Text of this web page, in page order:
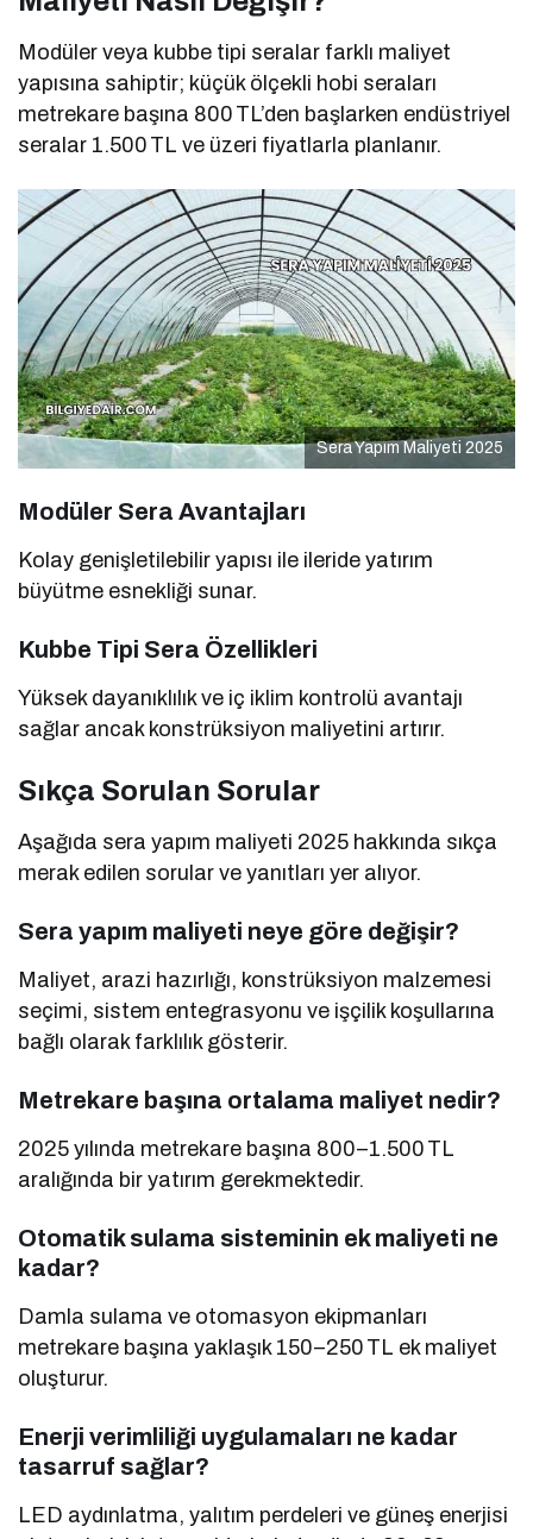
Modüler veya kubbe tipi seralar farklı maliyet
yapısına sahiptir; küçük ölçekli hobi seraları
metrekare başına 800 TL’den başlarken endüstriyel
seralar 1.500 TL ve üzeri fiyatlarla planlanır.
Sera Yapım Maliyeti 2025
Modüler Sera Avantajları
Kolay genişletilebilir yapısı ile ileride yatırım
büyütme esnekliği sunar.
Kubbe Tipi Sera Özellikleri
Yüksek dayanıklılık ve iç iklim kontrolü avantajı
sağlar ancak konstrüksiyon maliyetini artırır.
Sıkça Sorulan Sorular
Aşağıda sera yapım maliyeti 2025 hakkında sıkça
merak edilen sorular ve yanıtları yer alıyor.
Sera yapım maliyeti neye göre değişir?
Maliyet, arazi hazırlığı, konstrüksiyon malzemesi
seçimi, sistem entegrasyonu ve işçilik koşullarına
bağlı olarak farklılık gösterir.
Metrekare başına ortalama maliyet nedir?
2025 yılında metrekare başına 800–1.500 TL
aralığında bir yatırım gerekmektedir.
Otomatik sulama sisteminin ek maliyeti ne
kadar?
Damla sulama ve otomasyon ekipmanları
metrekare başına yaklaşık 150–250 TL ek maliyet
oluşturur.
Enerji verimliliği uygulamaları ne kadar
tasarruf sağlar?
LED aydınlatma, yalıtım perdeleri ve güneş enerjisi